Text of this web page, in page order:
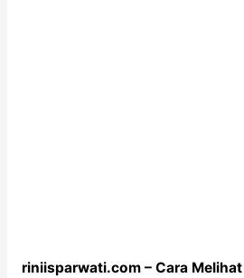
riniisparwati.com – Cara Melihat